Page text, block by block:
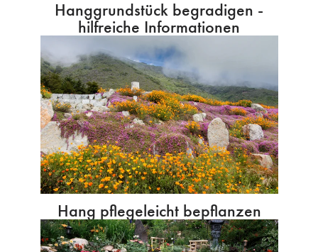
Hanggrundstück begradigen -
hilfreiche Informationen
Hang pflegeleicht bepflanzen